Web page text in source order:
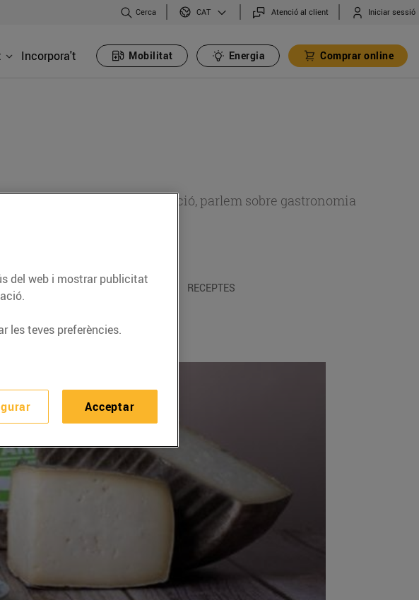
Cerca CAT Atenció al client Iniciar sessió
Incorpora't Mobilitat Energia Comprar online
d’actualitat sobre alimentació, parlem sobre gastronomia
GASTRONOMIA I TRADICIONS RECEPTES
del web i mostrar publicitat
les teves preferències.
Acceptar